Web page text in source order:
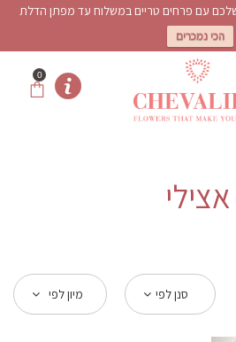
עם פרחים טריים במשלוח עד מפתן הדלת
הכי נמכרים
0
אצילי
סנן לפי מיון לפי